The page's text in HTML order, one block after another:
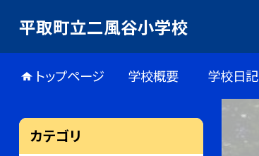
平取町立二風谷小学校
トップページ 学校概要 学校日記
カテゴリ